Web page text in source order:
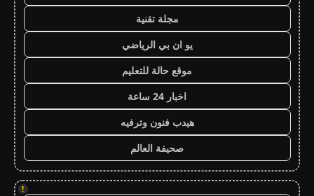
مجلة تقنية
يو ان بي الرياضي
موقع حالة للتعليم
اخبار 24 ساعة
هيدب فنون وترفيه
صحيفة العالم
!